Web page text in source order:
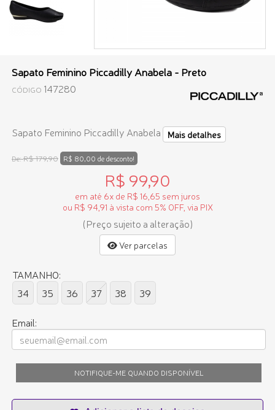
Sapato Feminino Piccadilly Anabela - Preto
CÓDIGO 147280
Sapato Feminino Piccadilly Anabela Mais detalhes
De:R$ 179,90 R$ 80,00 de desconto!
R$ 99,90
em até 6x de R$ 16,65 sem juros
ou R$ 94,91 à vista com 5% OFF, via PIX
(Preço sujeito a alteração)
Ver parcelas
TAMANHO:
34
35 36 37 38 39
Email:
NOTIFIQUE-ME QUANDO DISPONÍVEL